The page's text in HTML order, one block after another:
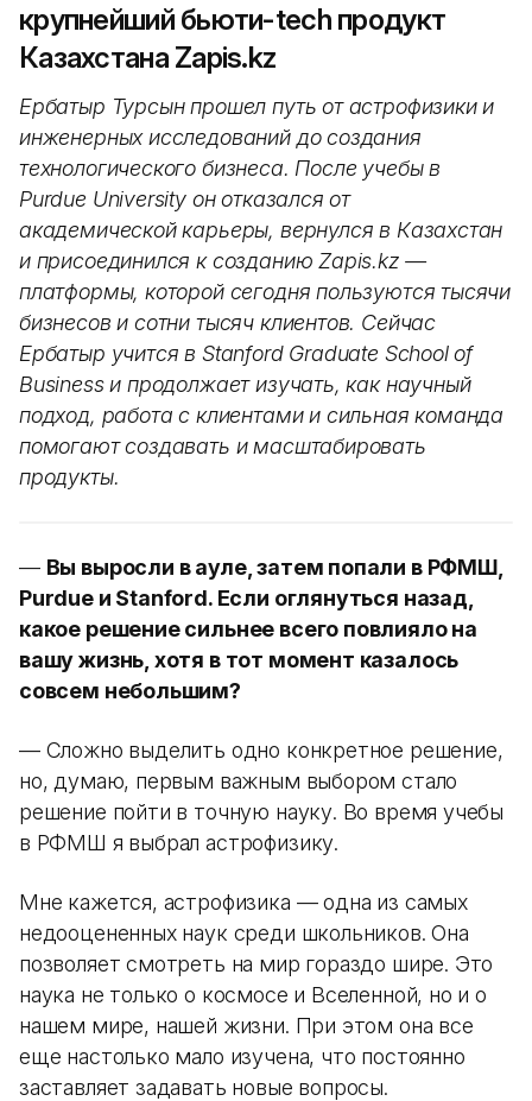
крупнейший бьюти-tech продукт
Казахстана Zapis.kz
Ербатыр Турсын прошел путь от астрофизики и
инженерных исследований до создания
технологического бизнеса. После учебы в
Purdue University он отказался от
академической карьеры, вернулся в Казахстан
и присоединился к созданию Zapis.kz —
платформы, которой сегодня пользуются тысячи
бизнесов и сотни тысяч клиентов. Сейчас
Ербатыр учится в Stanford Graduate School of
Business и продолжает изучать, как научный
подход, работа с клиентами и сильная команда
помогают создавать и масштабировать
продукты.
— Вы выросли в ауле, затем попали в РФМШ,
Purdue и Stanford. Если оглянуться назад,
какое решение сильнее всего повлияло на
вашу жизнь, хотя в тот момент казалось
совсем небольшим?
— Сложно выделить одно конкретное решение,
но, думаю, первым важным выбором стало
решение пойти в точную науку. Во время учебы
в РФМШ я выбрал астрофизику.
Мне кажется, астрофизика — одна из самых
недооцененных наук среди школьников. Она
позволяет смотреть на мир гораздо шире. Это
наука не только о космосе и Вселенной, но и о
нашем мире, нашей жизни. При этом она все
еще настолько мало изучена, что постоянно
заставляет задавать новые вопросы.